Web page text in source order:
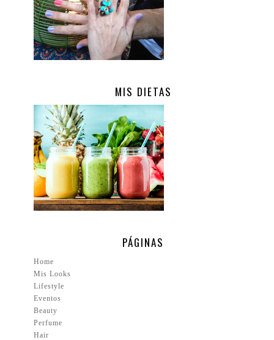
MIS DIETAS
.
PÁGINAS
Home
Mis Looks
Lifestyle
Eventos
Beauty
Perfume
Hair